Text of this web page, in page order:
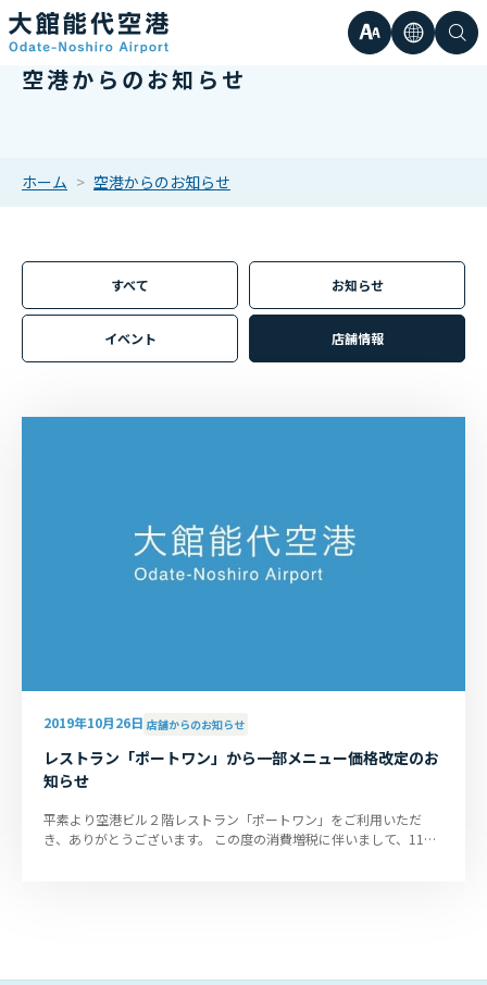
文
イ
ズ
言検
空港からのお知らせ
ホーム 空港からのお知らせ
すべて お知らせ
イベント 店舗情報
2019年10月26日 店舗からのお知らせ
レストラン「ポートワン」から一部メニュー価格改定のお
知らせ
平素より空港ビル２階レストラン「ポートワン」をご利用いただ
き、ありがとうございます。 この度の消費増税に伴いまして、11月